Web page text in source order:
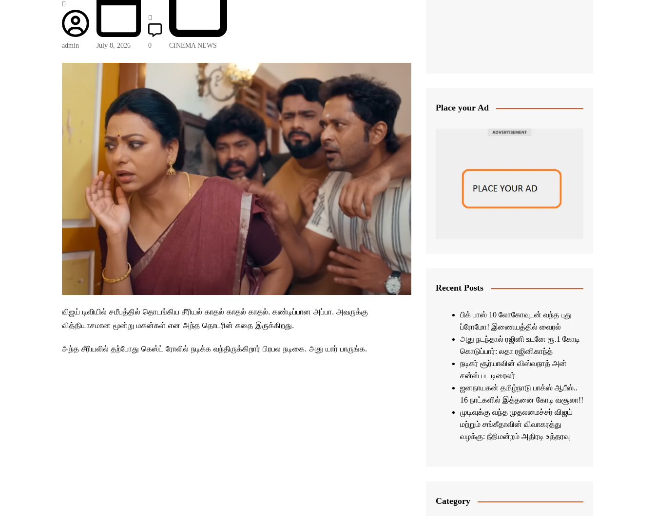
admin July 8, 2026 0 CINEMA NEWS
விஜய் டிவியில் சமீபத்தில் தொடங்கிய சீரியல் காதல் காதல் காதல். கண்டிப்பான அப்பா. அவருக்கு
வித்தியாசமான மூன்று மகன்கள் என அந்த தொடரின் கதை இருக்கிறது.
அந்த சீரியலில் தற்போது கெஸ்ட் ரோலில் நடிக்க வந்திருக்கிறார் பிரபல நடிகை. அது யார் பாருங்க.
Place your Ad
Recent Posts
பிக் பாஸ் 10 லோகோவுடன் வந்த புது
ப்ரோமோ! இணையத்தில் வைரல்
அது நடந்தால் ரஜினி உடனே ரூ.1 கோடி
கொடுப்பார்: லதா ரஜினிகாந்த்
நடிகர் சூர்யாவின் விஸ்வநாத் அன்
சன்ஸ் பட டிரைலர்
ஜனநாயகன் தமிழ்நாடு பாக்ஸ் ஆபீஸ்..
16 நாட்களில் இத்தனை கோடி வசூலா!!
முடிவுக்கு வந்த முதலமைச்சர் விஜய்
மற்றும் சங்கீதாவின் விவாகரத்து
வழக்கு: நீதிமன்றம் அதிரடி உத்தரவு
Category